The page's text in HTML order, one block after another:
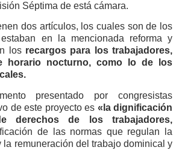
Séptima de está cámara.
dos artículos, los cuales son de los
en la mencionada reforma y
los recargos para los trabajadores,
horario nocturno, como lo de los
presentado por congresistas
de este proyecto es «la dignificación
derechos de los trabajadores,
de las normas que regulan la
la remuneración del trabajo dominical y